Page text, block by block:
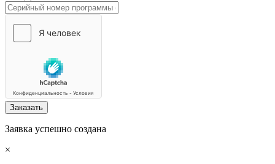
Заказать
Заявка успешно создана
×